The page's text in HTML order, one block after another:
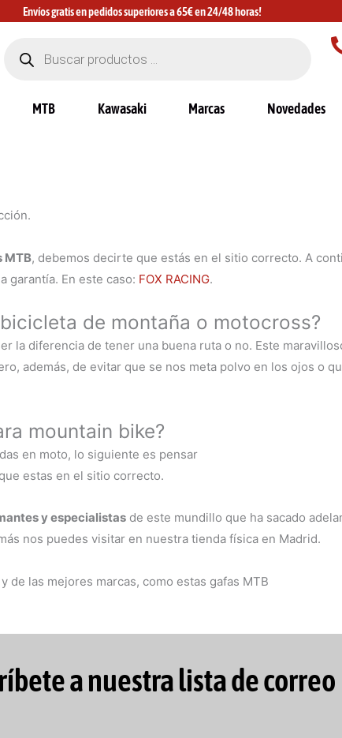
Envíos gratis en pedidos superiores a 65€ en 24/48 horas!
productos
MTB Kawasaki Marcas Novedades
MTB, debemos decirte que estás en el sitio correcto. A
garantía. En este caso: FOX RACING.
de montaña o motocross?
la diferencia de tener una buena ruta o no. Este
además, de evitar que se nos meta polvo en los ojos o
mountain bike?
en moto, lo siguiente es pensar
estas en el sitio correcto.
y especialistas de este mundillo que ha sacado
nos puedes visitar en nuestra tienda física en Madrid.
las mejores marcas, como estas gafas MTB
a nuestra lista de correo